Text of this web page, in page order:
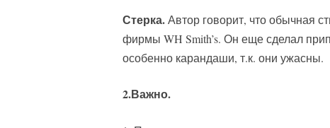
Стерка.Автор говорит, что обычная
фирмы WH Smith’s. Он еще сделал
особенно карандаши, т.к. они ужасны.
2.Важно.